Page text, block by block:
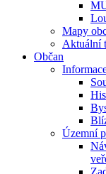
Mapy
Aktuální
Občan
Územní